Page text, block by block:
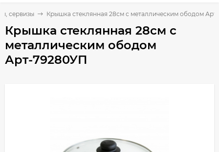
сервизы Крышка стеклянная 28см с металлическим ободом
Крышка стеклянная 28см с
металлическим ободом
Арт-79280УП